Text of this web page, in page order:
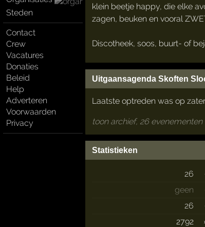
Steden
Contact
Crew
Vacatures
Donaties
Beleid
Help
Adverteren
Voorwaarden
Privacy
klein beetje happy, die elke
zagen, beuken en vooral
Discotheek, soos, buurt- of
Uitgaansagenda Skoften
Laatste optreden was op
toon archief, 26 evenementen
Statistieken
26
geen
26
2792